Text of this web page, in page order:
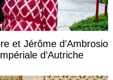
et Jérôme d’Ambrosio
d’Autriche